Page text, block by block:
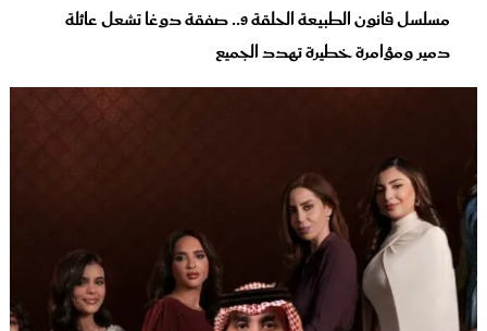
مسلسل قانون الطبيعة الحلقة 9.. صفقة دوغا تشعل عائلة
دمير ومؤامرة خطيرة تهدد الجميع